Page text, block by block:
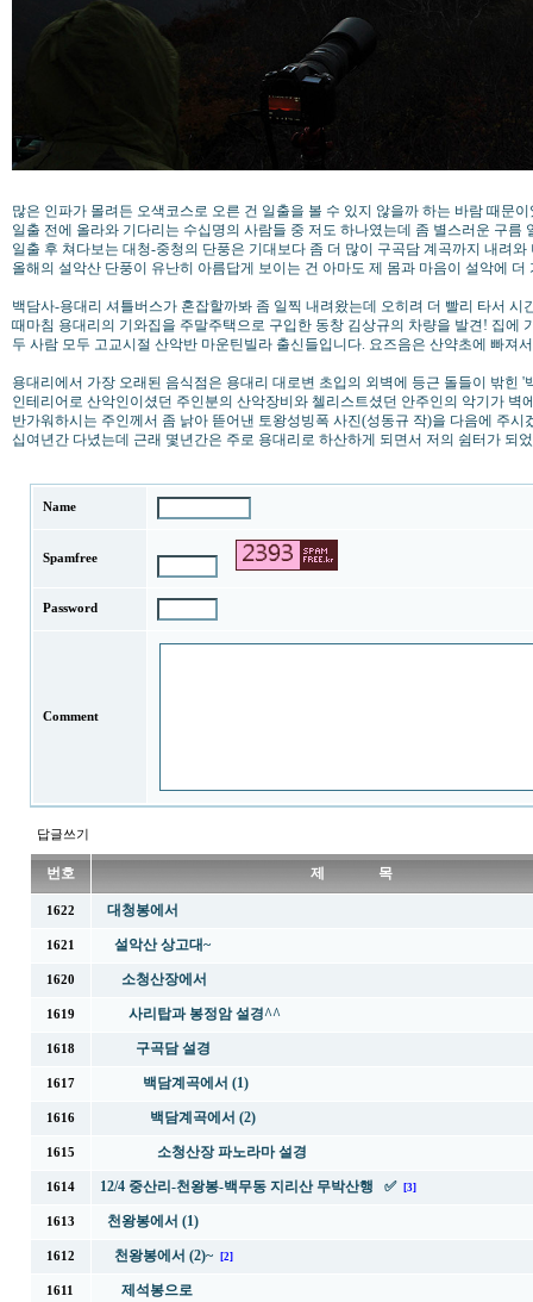
많은 인파가 몰려든 오색코스로 오른 건 일출을 볼 수 있지 않을까 하는 바람 때문
일출 전에 올라와 기다리는 수십명의 사람들 중 저도 하나였는데 좀 별스러운 구름
일출 후 쳐다보는 대청-중청의 단풍은 기대보다 좀 더 많이 구곡담 계곡까지 내려
올해의 설악산 단풍이 유난히 아름답게 보이는 건 아마도 제 몸과 마음이 설악에
백담사-용대리 셔틀버스가 혼잡할까봐 좀 일찍 내려왔는데 오히려 더 빨리 타서 시
때마침 용대리의 기와집을 주말주택으로 구입한 동창 김상규의 차량을 발견! 집에
두 사람 모두 고교시절 산악반 마운틴빌라 출신들입니다. 요즈음은 산약초에 빠져
용대리에서 가장 오래된 음식점은 용대리 대로변 초입의 외벽에 등근 돌들이 밖힌 '
인테리어로 산악인이셨던 주인분의 산악장비와 첼리스트셨던 안주인의 악기가 벽
반가워하시는 주인께서 좀 낡아 뜯어낸 토왕성빙폭 사진(성동규 작)을 다음에 주시
십여년간 다녔는데 근래 몇년간은 주로 용대리로 하산하게 되면서 저의 쉼터가 되
Name
Spamfree
Password
Comment
답글쓰기
번호 제 목
1622 대청봉에서
1621 설악산 상고대~
1620 소청산장에서
1619 사리탑과 봉정암 설경^^
1618 구곡담 설경
1617 백담계곡에서 (1)
1616 백담계곡에서 (2)
1615 소청산장 파노라마 설경
1614 12/4 중산리-천왕봉-백무동 지리산 무박산행 ✅ [3]
1613 천왕봉에서 (1)
1612 천왕봉에서 (2)~ [2]
1611 제석봉으로